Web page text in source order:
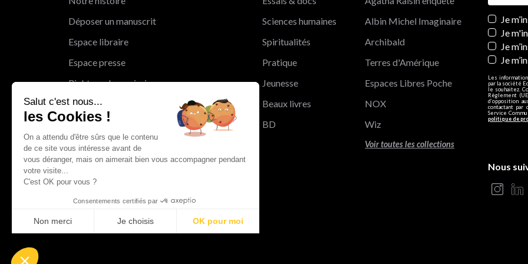
Salut c'est nous...
les Cookies !
On a attendu d'être sûrs que le contenu
de ce site vous intéresse avant de
vous déranger, mais on aimerait bien vous accompagner pendant
votre visite...
C'est OK pour vous ?
Consentements certifiés par
Non merci Je choisis OK pour moi
Je
Je
Je
Je
Les
par la société
le souhaitez.
Règlement
d’opposition
contactant par
Service
politique de
Déposer un manuscrit
Espace libraire
Espace presse
Rights and permissions
Mentions légales
Cookies
Charte de protection des données
personnelles
Le Groupe Albin Michel
Les librairies du groupe Albin Michel
Albin Michel Imaginaire
Sciences humaines
Spiritualités
Pratique
Jeunesse
Beaux livres
BD
Albin Michel Imaginaire
Archibald
Terres d'Amérique
Espaces Libres Poche
NOX
Wiz
Voir toutes les collections
Nous